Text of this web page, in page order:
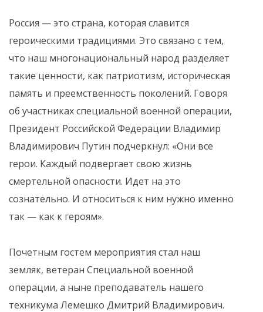
Россия — это страна, которая славится
героическими традициями. Это связано с тем,
что наш многонациональный народ разделяет
такие ценности, как патриотизм, историческая
память и преемственность поколений. Говоря
об участниках специальной военной операции,
Президент Российской Федерации Владимир
Владимирович Путин подчеркнул: «Они все
герои. Каждый подвергает свою жизнь
смертельной опасности. Идет на это
сознательно. И относиться к ним нужно именно
так — как к героям».
Почетным гостем мероприятия стал наш
земляк, ветеран Специальной военной
операции, а ныне преподаватель нашего
техникума Лемешко Дмитрий Владимирович.